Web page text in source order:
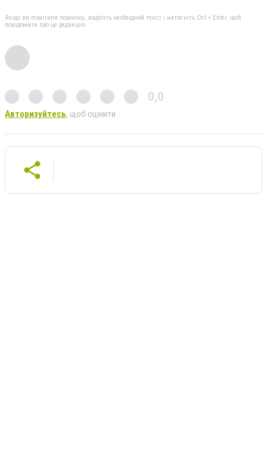
Якщо ви помітили помилку, виділіть необхідний текст і натисніть Ctrl + Enter, щоб
повідомити про це редакцію
0,0
Авторизуйтесь, щоб оцінити